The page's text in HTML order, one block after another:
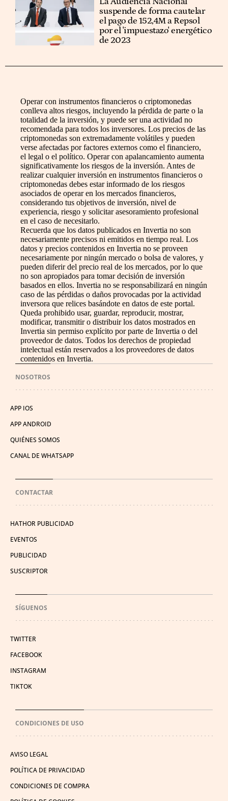
suspende de forma cautelar
el pago de 152,4M a Repsol
por el 'impuestazo' energético
de 2023
Operar con instrumentos financieros o criptomonedas
conlleva altos riesgos, incluyendo la pérdida de parte o la
totalidad de la inversión, y puede ser una actividad no
recomendada para todos los inversores. Los precios de las
criptomonedas son extremadamente volátiles y pueden
verse afectadas por factores externos como el financiero,
el legal o el político. Operar con apalancamiento aumenta
significativamente los riesgos de la inversión. Antes de
realizar cualquier inversión en instrumentos financieros o
criptomonedas debes estar informado de los riesgos
asociados de operar en los mercados financieros,
considerando tus objetivos de inversión, nivel de
experiencia, riesgo y solicitar asesoramiento profesional
en el caso de necesitarlo.
Recuerda que los datos publicados en Invertia no son
necesariamente precisos ni emitidos en tiempo real. Los
datos y precios contenidos en Invertia no se proveen
necesariamente por ningún mercado o bolsa de valores, y
pueden diferir del precio real de los mercados, por lo que
no son apropiados para tomar decisión de inversión
basados en ellos. Invertia no se responsabilizará en ningún
caso de las pérdidas o daños provocadas por la actividad
inversora que relices basándote en datos de este portal.
Queda prohibido usar, guardar, reproducir, mostrar,
modificar, transmitir o distribuir los datos mostrados en
Invertia sin permiso explícito por parte de Invertia o del
proveedor de datos. Todos los derechos de propiedad
intelectual están reservados a los proveedores de datos
contenidos en Invertia.
NOSOTROS
APP IOS
APP ANDROID
QUIÉNES SOMOS
CANAL DE WHATSAPP
CONTACTAR
HATHOR PUBLICIDAD
EVENTOS
PUBLICIDAD
SUSCRIPTOR
SÍGUENOS
TWITTER
FACEBOOK
INSTAGRAM
TIKTOK
CONDICIONES DE USO
AVISO LEGAL
POLÍTICA DE PRIVACIDAD
CONDICIONES DE COMPRA